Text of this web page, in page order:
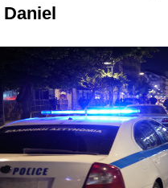
Daniel